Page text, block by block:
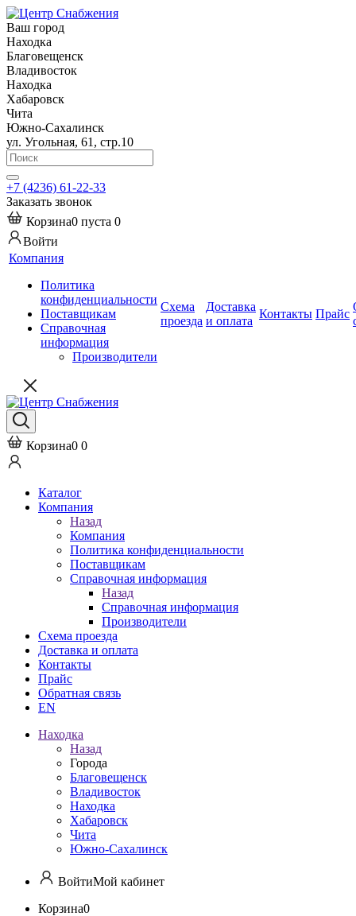
Ваш город
Находка
Благовещенск
Владивосток
Находка
Хабаровск
Чита
Южно-Сахалинск
ул. Угольная, 61, стр.10
+7 (4236) 61-22-33
Заказать звонок
Корзина0 пуста 0
Войти
Компания
Политика
конфиденциальности
Поставщикам
Справочная
информация
Производители
Схема
проезда
Доставка
и оплата
Контакты Прайс
Корзина0 0
Каталог
Компания
Назад
Компания
Политика конфиденциальности
Поставщикам
Справочная информация
Назад
Справочная информация
Производители
Схема проезда
Доставка и оплата
Контакты
Прайс
Обратная связь
EN
Находка
Назад
Города
Благовещенск
Владивосток
Находка
Хабаровск
Чита
Южно-Сахалинск
ВойтиМой кабинет
Корзина0